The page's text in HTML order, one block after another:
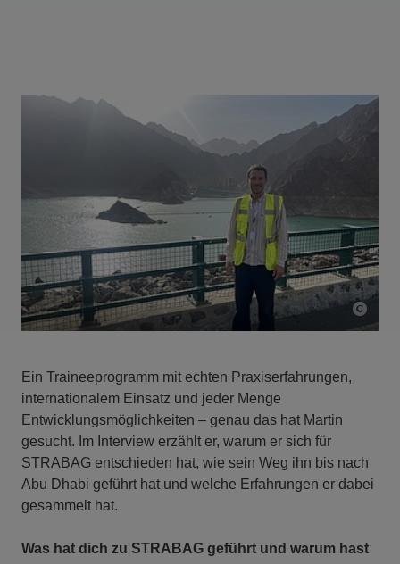
Ein Traineeprogramm mit echten Praxiserfahrungen,
internationalem Einsatz und jeder Menge
Entwicklungsmöglichkeiten – genau das hat Martin
gesucht. Im Interview erzählt er, warum er sich für
STRABAG entschieden hat, wie sein Weg ihn bis nach
Abu Dhabi geführt hat und welche Erfahrungen er dabei
gesammelt hat.
Was hat dich zu STRABAG geführt und warum hast